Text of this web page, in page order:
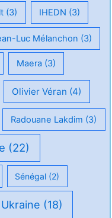
(3) IHEDN (3)
Luc Mélanchon (3)
Maera (3)
Olivier Véran (4)
Radouane Lakdim (3)
(22)
Sénégal (2)
Ukraine (18)